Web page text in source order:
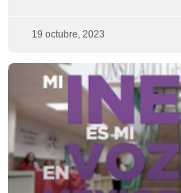
19 octubre, 2023